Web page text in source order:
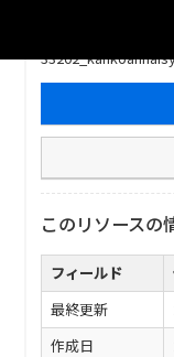
このリソースの
フィールド
最終更新
作成日